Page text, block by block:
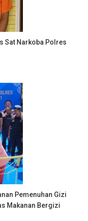
Sat Narkoba Polres
Pemenuhan Gizi
Makanan Bergizi